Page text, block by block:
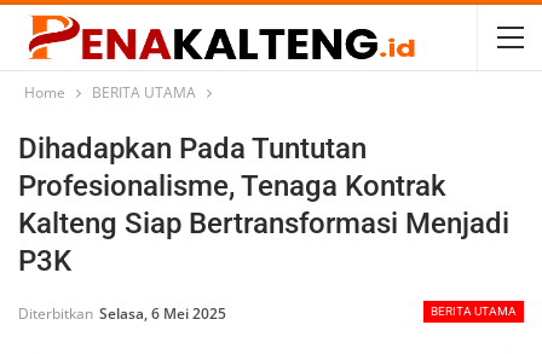
Home BERITA UTAMA
Dihadapkan Pada Tuntutan
Profesionalisme, Tenaga Kontrak
Kalteng Siap Bertransformasi Menjadi
P3K
BERITA UTAMA
Diterbitkan Selasa, 6 Mei 2025